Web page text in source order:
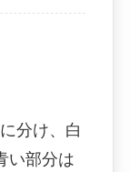
分け、白
い部分は